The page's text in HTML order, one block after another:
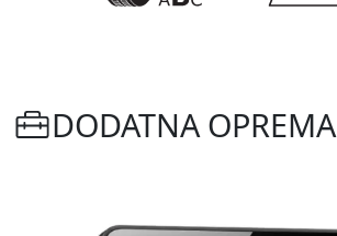
DODATNA OPREMA